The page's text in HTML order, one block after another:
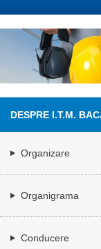
DESPRE I.T.M.
Organizare
Organigrama
Conducere